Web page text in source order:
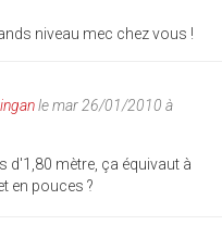
niveau mec chez vous !
le mar 26/01/2010 à
d'1,80 mètre, ça équivaut à
en pouces ?